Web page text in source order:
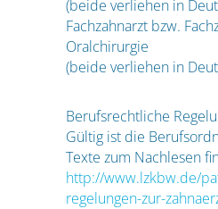
(beide verliehen in
Fachzahnarzt bzw.
Oralchirurgie
(beide verliehen in
Berufsrechtliche
Gültig ist die
Texte zum Nachlesen
http://www.lzkbw.de/
regelungen-zur-